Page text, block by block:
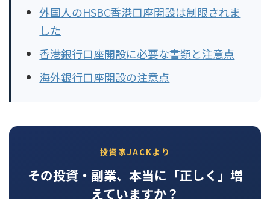
外国人のHSBC香港口座開設は制限されま
した
香港銀行口座開設に必要な書類と注意点
海外銀行口座開設の注意点
投資家JACKより
その投資・副業、本当に「正しく」増
えていますか？